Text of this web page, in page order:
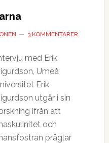
3 KOMMENTARER
med Erik
Umeå
Erik
utgår i sin
ifrån att
och
präglar